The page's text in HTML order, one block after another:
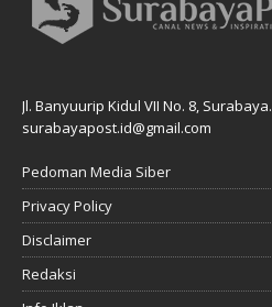
Jl. Banyuurip Kidul VII No. 8, Surabaya.
surabayapost.id@gmail.com
Pedoman Media Siber
Privacy Policy
Disclaimer
Redaksi